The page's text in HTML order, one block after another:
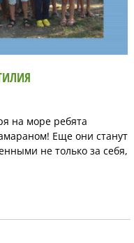
на море ребята
Еще они станут
не только за себя,